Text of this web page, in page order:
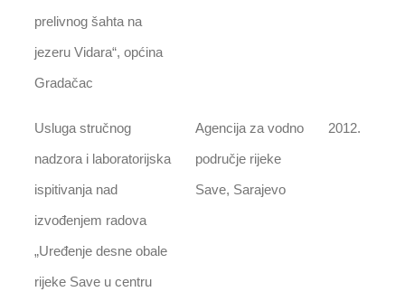
prelivnog šahta na
jezeru Vidara“, općina
Gradačac
Usluga stručnog
nadzora i laboratorijska
ispitivanja nad
izvođenjem radova
„Uređenje desne obale
rijeke Save u centru
Agencija za vodno
područje rijeke
Save, Sarajevo
2012.